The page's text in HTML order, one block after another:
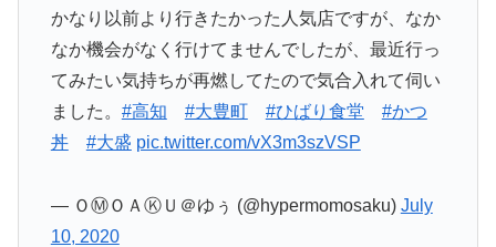
かなり以前より行きたかった人気店ですが、なか
なか機会がなく行けてませんでしたが、最近行っ
てみたい気持ちが再燃してたので気合入れて伺い
ました。 #高知 #大豊町 #ひばり食堂
#かつ
丼
#大盛 pic.twitter.com/vX3m3szVSP
— ＯⓂＯＡⓀＵ＠ゆぅ (@hypermomosaku) July
10, 2020